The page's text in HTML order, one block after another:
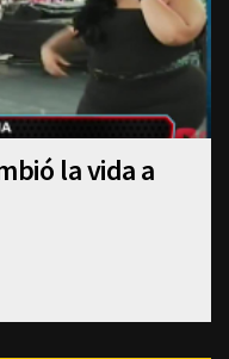
la vida a